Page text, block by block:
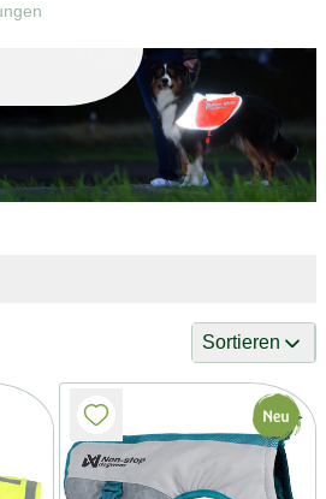
Sortieren